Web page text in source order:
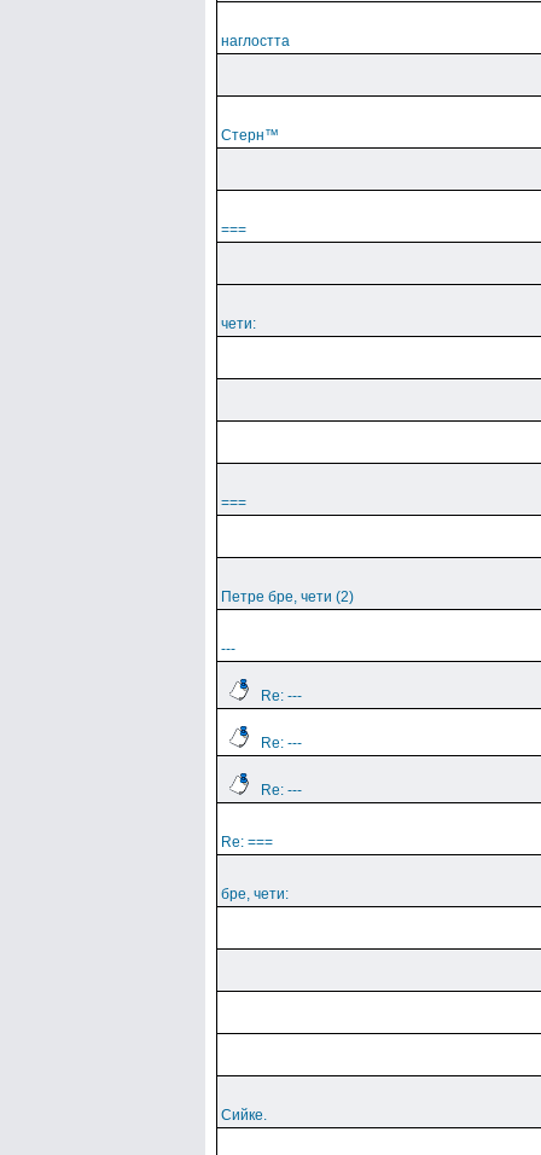
наглостта
Cтepн™
===
чети:
===
Петре бре, чети (2)
---
Re: ---
Re: ---
Re: ---
Re: ===
бре, чети:
Сийке.